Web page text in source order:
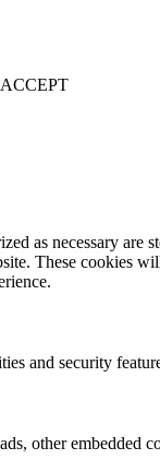
ACCEPT
as necessary are
These cookies
and security
other embedded